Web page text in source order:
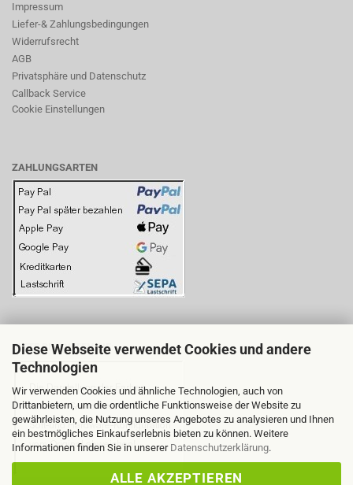
Diese Webseite verwendet Cookies und andere
Technologien
Wir verwenden Cookies und ähnliche Technologien, auch von
Drittanbietern, um die ordentliche Funktionsweise der Website zu
gewährleisten, die Nutzung unseres Angebotes zu analysieren und Ihnen
ein bestmögliches Einkaufserlebnis bieten zu können. Weitere
Informationen finden Sie in unserer Datenschutzerklärung.
ALLE AKZEPTIEREN
Impressum
Liefer-& Zahlungsbedingungen
Widerrufsrecht
AGB
Privatsphäre und Datenschutz
Callback Service
Cookie Einstellungen
ZAHLUNGSARTEN
BITTE BEACHTEN SIE: